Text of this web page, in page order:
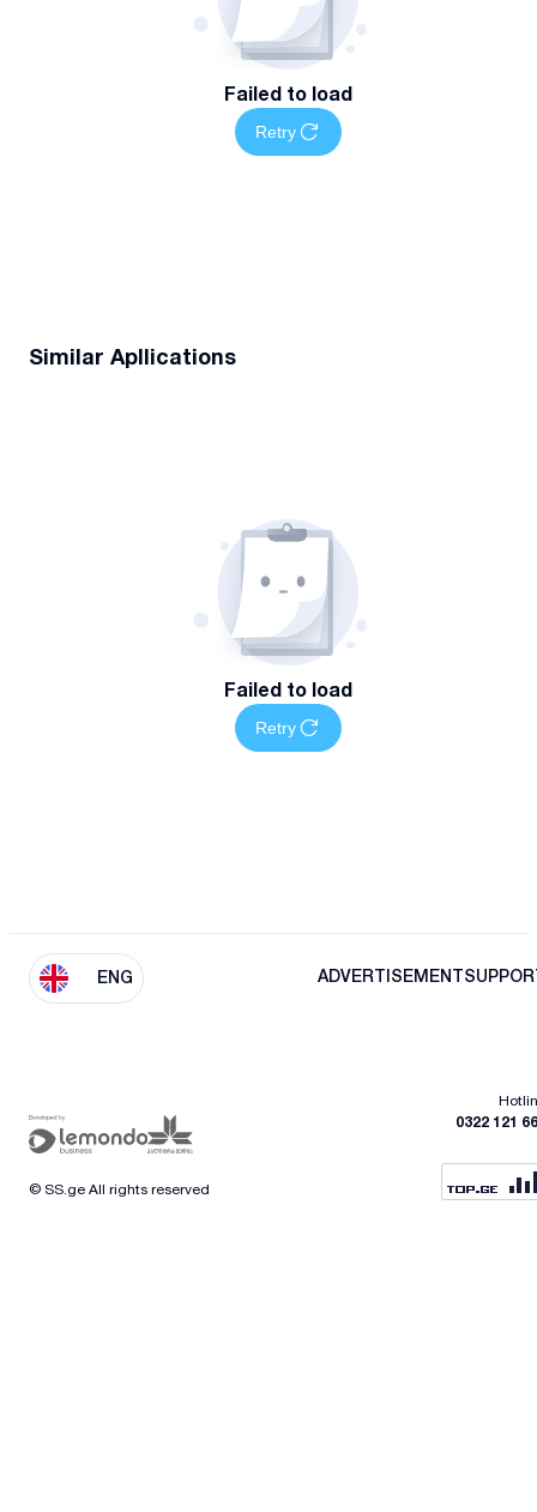
Failed to load
Retry
Similar Apllications
Failed to load
Retry
ENG ADVERTISEMENT
0322 121
© SS.ge All rights reserved